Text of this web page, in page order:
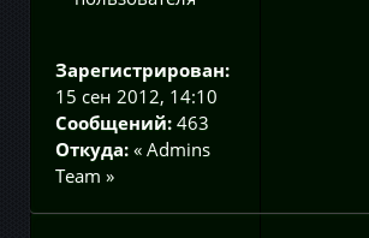
Зарегистрирован:
15 сен 2012, 14:10
Сообщений: 463
Откуда: « Admins
Team »